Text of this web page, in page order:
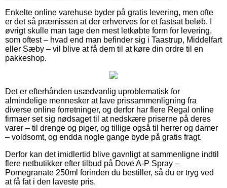
Enkelte online varehuse byder på gratis levering, men ofte
er det så præmissen at der erhverves for et fastsat beløb. I
øvrigt skulle man tage den mest letkøbte form for levering,
som oftest – hvad end man befinder sig i Taastrup, Middelfart
eller Sæby – vil blive at få dem til at køre din ordre til en
pakkeshop.
Det er efterhånden usædvanlig uproblematisk for
almindelige mennesker at lave prissammenligning fra
diverse online forretninger, og derfor har flere Regal online
firmaer set sig nødsaget til at nedskære priserne på deres
varer – til drenge og piger, og tillige også til herrer og damer
– voldsomt, og endda nogle gange byde på gratis fragt.
Derfor kan det imidlertid blive gavnligt at sammenligne indtil
flere netbutikker efter tilbud på Dove A-P Spray –
Pomegranate 250ml forinden du bestiller, så du er tryg ved
at få fat i den laveste pris.